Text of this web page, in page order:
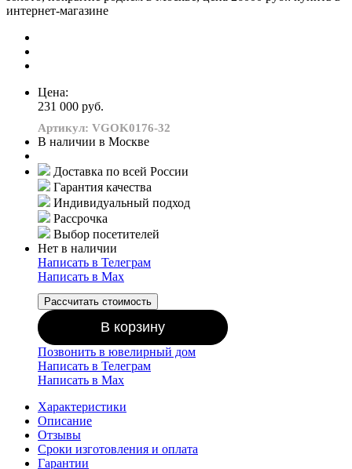
Цена:
231 000 руб.
Артикул: VGOK0176-32
В наличии в Москве
Доставка по всей России
Гарантия качества
Индивидуальный подход
Рассрочка
Выбор посетителей
Нет в наличии
Написать в Телеграм
Написать в Мах
Рассчитать стоимость
В корзину
Позвонить в ювелирный дом
Написать в Телеграм
Написать в Мах
Характеристики
Описание
Отзывы
Сроки изготовления и оплата
Гарантии